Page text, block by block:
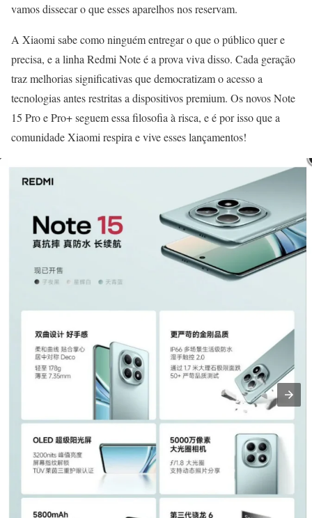
vamos dissecar o que esses aparelhos nos reservam.
A Xiaomi sabe como ninguém entregar o que o público quer e
precisa, e a linha Redmi Note é a prova viva disso. Cada geração
traz melhorias significativas que democratizam o acesso a
tecnologias antes restritas a dispositivos premium. Os novos Note
15 Pro e Pro+ seguem essa filosofia à risca, e é por isso que a
comunidade Xiaomi respira e vive esses lançamentos!